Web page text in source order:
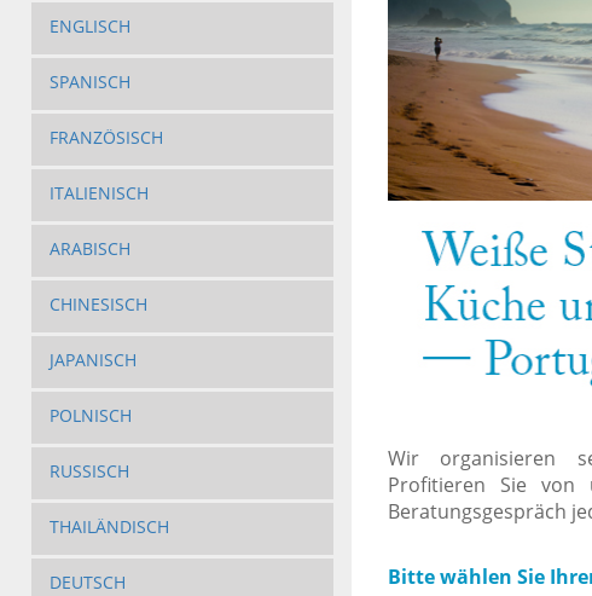
ENGLISCH
SPANISCH
FRANZÖSISCH
ITALIENISCH
ARABISCH
CHINESISCH
JAPANISCH
POLNISCH
RUSSISCH
THAILÄNDISCH
DEUTSCH
Wir organisieren
Profitieren Sie von
Beratungsgespräch
Bitte wählen Sie